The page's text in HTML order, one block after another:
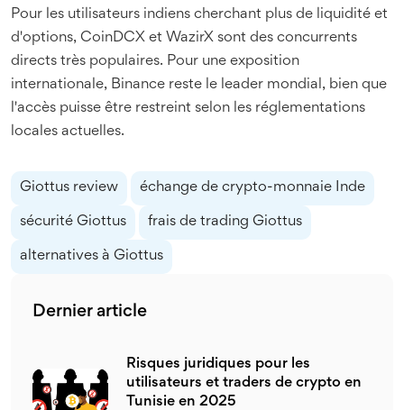
Pour les utilisateurs indiens cherchant plus de liquidité et
d'options, CoinDCX et WazirX sont des concurrents
directs très populaires. Pour une exposition
internationale, Binance reste le leader mondial, bien que
l'accès puisse être restreint selon les réglementations
locales actuelles.
Giottus review échange de crypto-monnaie Inde
sécurité Giottus frais de trading Giottus
alternatives à Giottus
Dernier article
Risques juridiques pour les
utilisateurs et traders de crypto en
Tunisie en 2025